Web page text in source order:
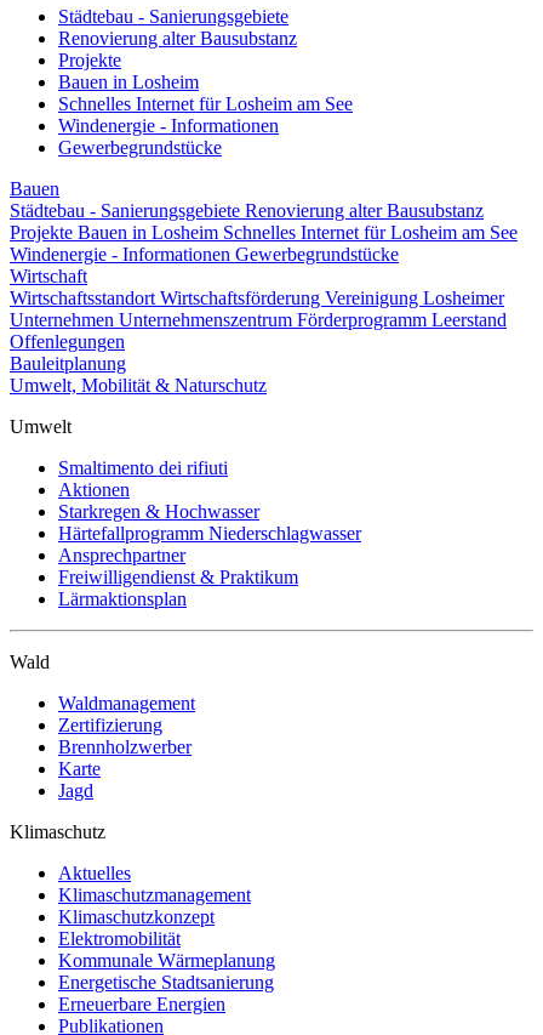
Städtebau - Sanierungsgebiete
Renovierung alter Bausubstanz
Projekte
Bauen in Losheim
Schnelles Internet für Losheim am See
Windenergie - Informationen
Gewerbegrundstücke
Bauen
Städtebau - Sanierungsgebiete Renovierung alter Bausubstanz
Projekte Bauen in Losheim Schnelles Internet für Losheim am See
Windenergie - Informationen Gewerbegrundstücke
Wirtschaft
Wirtschaftsstandort Wirtschaftsförderung Vereinigung Losheimer
Unternehmen Unternehmenszentrum Förderprogramm Leerstand
Offenlegungen
Bauleitplanung
Umwelt, Mobilität & Naturschutz
Umwelt
Smaltimento dei rifiuti
Aktionen
Starkregen & Hochwasser
Härtefallprogramm Niederschlagwasser
Ansprechpartner
Freiwilligendienst & Praktikum
Lärmaktionsplan
Wald
Waldmanagement
Zertifizierung
Brennholzwerber
Karte
Jagd
Klimaschutz
Aktuelles
Klimaschutzmanagement
Klimaschutzkonzept
Elektromobilität
Kommunale Wärmeplanung
Energetische Stadtsanierung
Erneuerbare Energien
Publikationen